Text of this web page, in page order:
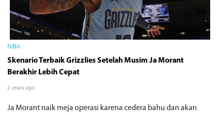
NBA
Skenario Terbaik Grizzlies Setelah Musim Ja Morant
Berakhir Lebih Cepat
2 years ago
Ja Morant naik meja operasi karena cedera bahu dan akan